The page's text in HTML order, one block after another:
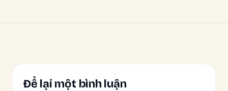
Để lại một bình luận